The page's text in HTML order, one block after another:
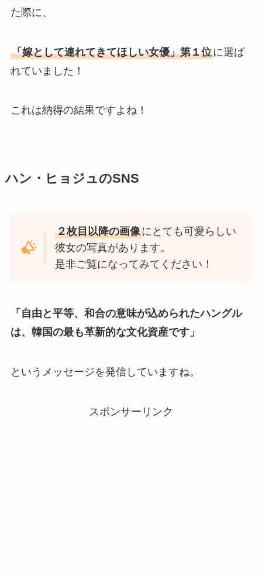
た際に、
「嫁として連れてきてほしい女優」第１位に選ば
れていました！
これは納得の結果ですよね！
ハン・ヒョジュのSNS
２枚目以降の画像にとても可愛らしい
彼女の写真があります。
是非ご覧になってみてください！
「自由と平等、和合の意味が込められたハングル
は、韓国の最も革新的な文化資産です」
というメッセージを発信していますね。
スポンサーリンク